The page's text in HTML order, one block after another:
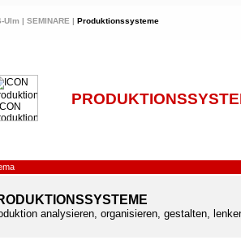
Ulm | SEMINARE | Produktionssysteme
analysieren, organisieren, gestalten,